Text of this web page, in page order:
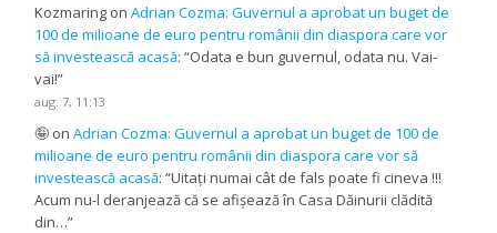
Kozmaring onAdrian Cozma: Guvernul a aprobat un buget de
100 de milioane de euro pentru românii din diaspora care vor
să investească acasă: “Odata e bun guvernul, odata nu. Vai-
vai!”
aug. 7, 11:13
🤪 onAdrian Cozma: Guvernul a aprobat un buget de 100 de
milioane de euro pentru românii din diaspora care vor să
investească acasă: “Uitați numai cât de fals poate fi cineva !!!
Acum nu-l deranjează că se afișează în Casa Dăinurii clădită
din…”